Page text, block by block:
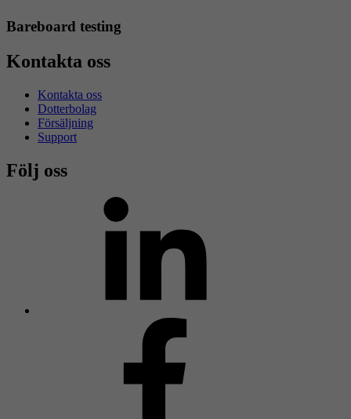
Bareboard testing
Kontakta oss
Kontakta oss
Dotterbolag
Försäljning
Support
Följ oss